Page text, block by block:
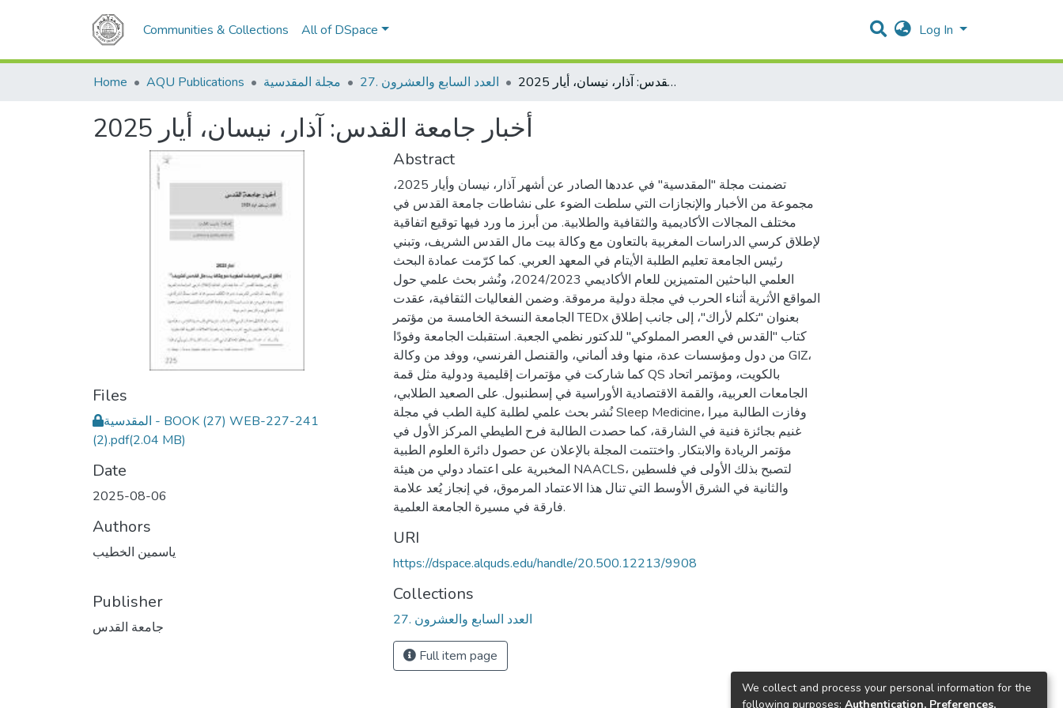
Communities & Collections All of DSpace Log In
Home AQU Publications مجلة المقدسية العدد السابع والعشرون .27 أخبار جامعة القدس: آذار، نيسان، أيار 2025
أخبار جامعة القدس: آذار، نيسان، أيار 2025
Files
المقدسية - BOOK (27) WEB-227-241
(2).pdf(2.04 MB)
Date
2025-08-06
Authors
ياسمين الخطيب
Publisher
جامعة القدس
Abstract
تضمنت مجلة "المقدسية" في عددها الصادر عن أشهر آذار، نيسان وأيار 2025،
مجموعة من الأخبار والإنجازات التي سلطت الضوء على نشاطات جامعة القدس في
مختلف المجالات الأكاديمية والثقافية والطلابية. من أبرز ما ورد فيها توقيع اتفاقية
لإطلاق كرسي الدراسات المغربية بالتعاون مع وكالة بيت مال القدس الشريف، وتبني
رئيس الجامعة تعليم الطلبة الأيتام في المعهد العربي. كما كرّمت عمادة البحث
العلمي الباحثين المتميزين للعام الأكاديمي 2024/2023، ونُشر بحث علمي حول
المواقع الأثرية أثناء الحرب في مجلة دولية مرموقة. وضمن الفعاليات الثقافية، عقدت
الجامعة النسخة الخامسة من مؤتمر TEDx بعنوان "تكلم لأراك"، إلى جانب إطلاق
كتاب "القدس في العصر المملوكي" للدكتور نظمي الجعبة. استقبلت الجامعة وفودًا
من دول ومؤسسات عدة، منها وفد ألماني، والقنصل الفرنسي، ووفد من وكالة GIZ،
كما شاركت في مؤتمرات إقليمية ودولية مثل قمة QS بالكويت، ومؤتمر اتحاد
الجامعات العربية، والقمة الاقتصادية الأوراسية في إسطنبول. على الصعيد الطلابي،
نُشر بحث علمي لطلبة كلية الطب في مجلة Sleep Medicine، وفازت الطالبة ميرا
غنيم بجائزة فنية في الشارقة، كما حصدت الطالبة فرح الطيطي المركز الأول في
مؤتمر الريادة والابتكار. واختتمت المجلة بالإعلان عن حصول دائرة العلوم الطبية
المخبرية على اعتماد دولي من هيئة NAACLS، لتصبح بذلك الأولى في فلسطين
والثانية في الشرق الأوسط التي تنال هذا الاعتماد المرموق، في إنجاز يُعد علامة
فارقة في مسيرة الجامعة العلمية.
URI
https://dspace.alquds.edu/handle/20.500.12213/9908
Collections
العدد السابع والعشرون .27
Full item page
We collect and process your personal information for the
following purposes: Authentication, Preferences,